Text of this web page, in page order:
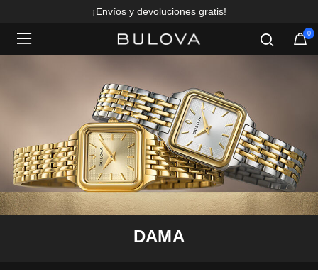
¡Envíos y devoluciones gratis!
0
DAMA
Added to Manage Wishlist